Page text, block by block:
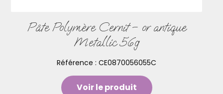
Pâte Polymère Cernit – or antique
Metallic 56g
Référence : CE0870056055C
Voir le produit